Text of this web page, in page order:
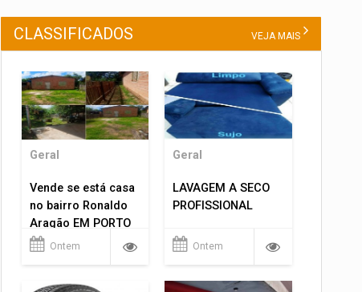
CLASSIFICADOS VEJA MAIS
Geral
Vende se está casa
no bairro Ronaldo
Aragão EM PORTO
VELHO RO.
Ontem
Geral
LAVAGEM A SECO
PROFISSIONAL
Ontem